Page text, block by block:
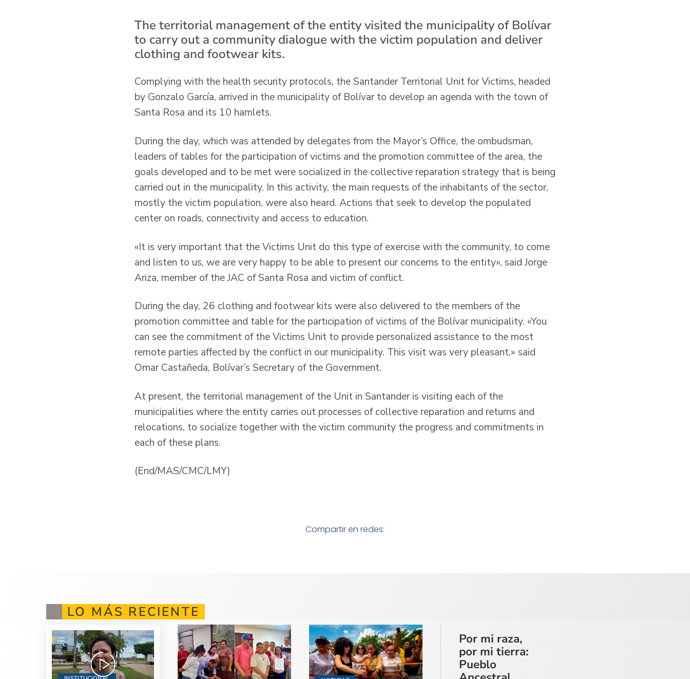
The territorial management of the entity visited the municipality of Bolívar
to carry out a community dialogue with the victim population and deliver
clothing and footwear kits.
Complying with the health security protocols, the Santander Territorial Unit for Victims, headed
by Gonzalo García, arrived in the municipality of Bolívar to develop an agenda with the town of
Santa Rosa and its 10 hamlets.
During the day, which was attended by delegates from the Mayor’s Office, the ombudsman,
leaders of tables for the participation of victims and the promotion committee of the area, the
goals developed and to be met were socialized in the collective reparation strategy that is being
carried out in the municipality. In this activity, the main requests of the inhabitants of the sector,
mostly the victim population, were also heard. Actions that seek to develop the populated
center on roads, connectivity and access to education.
«It is very important that the Victims Unit do this type of exercise with the community, to come
and listen to us, we are very happy to be able to present our concerns to the entity», said Jorge
Ariza, member of the JAC of Santa Rosa and victim of conflict.
During the day, 26 clothing and footwear kits were also delivered to the members of the
promotion committee and table for the participation of victims of the Bolívar municipality. «You
can see the commitment of the Victims Unit to provide personalized assistance to the most
remote parties affected by the conflict in our municipality. This visit was very pleasant,» said
Omar Castañeda, Bolívar’s Secretary of the Government.
At present, the territorial management of the Unit in Santander is visiting each of the
municipalities where the entity carries out processes of collective reparation and returns and
relocations, to socialize together with the victim community the progress and commitments in
each of these plans.
(End/MAS/CMC/LMY)
Compartir en redes:
LO MÁS RECIENTE
Por mi raza,
por mi tierra:
Pueblo